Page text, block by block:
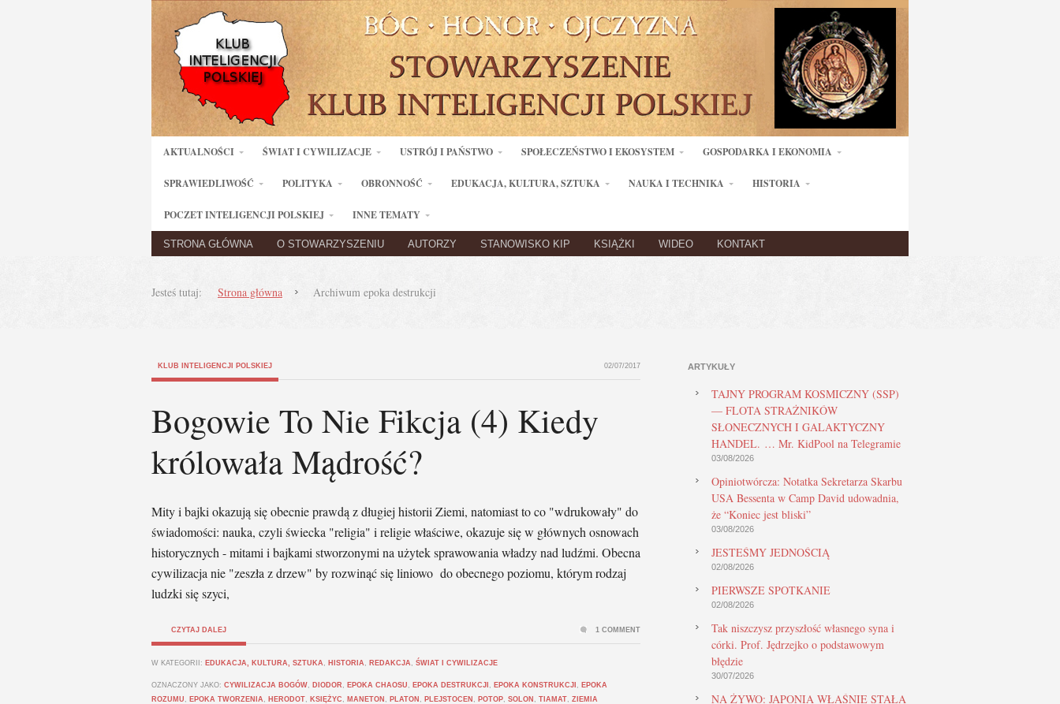
AKTUALNOŚCI ŚWIAT I CYWILIZACJE USTRÓJ I PAŃSTWO SPOŁECZEŃSTWO I EKOSYSTEM GOSPODARKA I EKONOMIA
SPRAWIEDLIWOŚĆ POLITYKA OBRONNOŚĆ EDUKACJA, KULTURA, SZTUKA NAUKA I TECHNIKA HISTORIA
POCZET INTELIGENCJI POLSKIEJ INNE TEMATY
STRONA GŁÓWNA O STOWARZYSZENIU AUTORZY STANOWISKO KIP KSIĄŻKI WIDEO KONTAKT
Jesteś tutaj: Strona główna Archiwum epoka destrukcji
KLUB INTELIGENCJI POLSKIEJ 02/07/2017
Bogowie To Nie Fikcja (4) Kiedy
królowała Mądrość?
Mity i bajki okazują się obecnie prawdą z długiej historii Ziemi, natomiast to co "wdrukowały" do
świadomości: nauka, czyli świecka "religia" i religie właściwe, okazuje się w głównych osnowach
historycznych - mitami i bajkami stworzonymi na użytek sprawowania władzy nad ludźmi. Obecna
cywilizacja nie "zeszła z drzew" by rozwinąć się liniowo do obecnego poziomu, którym rodzaj
ludzki się szyci,
CZYTAJ DALEJ
W KATEGORII: EDUKACJA, KULTURA, SZTUKA , HISTORIA , REDAKCJA , ŚWIAT I CYWILIZACJE
OZNACZONY JAKO: CYWILIZACJA BOGÓW, DIODOR , EPOKA CHAOSU , EPOKA DESTRUKCJI , EPOKA KONSTRUKCJI , EPOKA
ROZUMU , EPOKA TWORZENIA , HERODOT, KSIĘŻYC , MANETON , PLATON , PLEJSTOCEN , POTOP, SOLON , TIAMAT, ZIEMIA
1 COMMENT
ARTYKUŁY
TAJNY PROGRAM KOSMICZNY (SSP)
— FLOTA STRAŻNIKÓW
SŁONECZNYCH I GALAKTYCZNY
HANDEL. … Mr. KidPool na Telegramie
03/08/2026
Opiniotwórcza: Notatka Sekretarza Skarbu
USA Bessenta w Camp David udowadnia,
że “Koniec jest bliski”
03/08/2026
JESTEŚMY JEDNOŚCIĄ
02/08/2026
PIERWSZE SPOTKANIE
02/08/2026
Tak niszczysz przyszłość własnego syna i
córki. Prof. Jędrzejko o podstawowym
błędzie
30/07/2026
NA ŻYWO: JAPONIA WŁAŚNIE STAŁA